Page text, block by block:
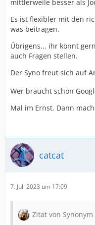
mittlerweile besser als
Es ist flexibler mit den
was beitragen.
Übrigens... ihr könnt
auch Fragen stellen.
Der Syno freut sich auf
Wer braucht schon
Mal im Ernst. Dann
catcat
7. Juli 2023 um 17:09
Zitat von Synonym